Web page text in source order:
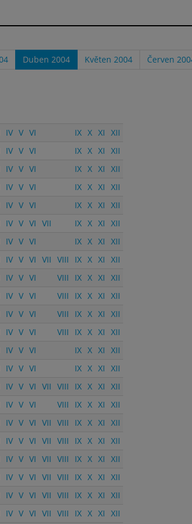
Duben 2004 Květen 2004 Červen
IV V VI IX X XI XII
IV V VI IX X XI XII
IV V VI IX X XI XII
IV V VI IX X XI XII
IV V VI IX X XI XII
IV V VI VII IX X XI XII
IV V VI IX X XI XII
IV V VI VII VIII IX X XI XII
IV V VI VIII IX X XI XII
IV V VI VIII IX X XI XII
IV V VI VIII IX X XI XII
IV V VI VIII IX X XI XII
IV V VI IX X XI XII
IV V VI IX X XI XII
IV V VI VII VIII IX X XI XII
IV V VI VIII IX X XI XII
IV V VI VII VIII IX X XI XII
IV V VI VII VIII IX X XI XII
IV V VI VII VIII IX X XI XII
IV V VI VII VIII IX X XI XII
IV V VI VII VIII IX X XI XII
IV V VI VII VIII IX X XI XII